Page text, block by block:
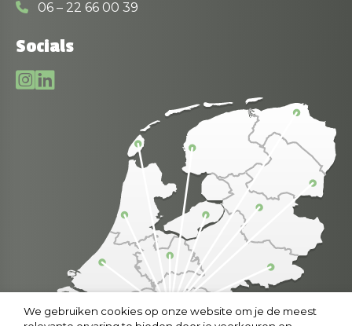
06 – 22 66 00 39
Socials
We gebruiken cookies op onze website om je de meest